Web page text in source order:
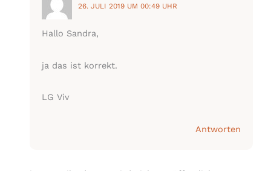
26. JULI 2019 UM 00:49 UHR
Hallo Sandra,
ja das ist korrekt.
LG Viv
Antworten